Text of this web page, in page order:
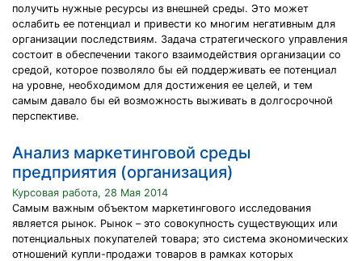
получить нужные ресурсы из внешней среды. Это может
ослабить ее потенциал и привести ко многим негативным для
организации последствиям. Задача стратегического управления
состоит в обеспечении такого взаимодействия организации со
средой, которое позволяло бы ей поддерживать ее потенциал
на уровне, необходимом для достижения ее целей, и тем
самым давало бы ей возможность выживать в долгосрочной
перспективе.
Анализ маркетинговой среды
предприятия (организация)
Курсовая работа, 28 Мая 2014
Самым важным объектом маркетингового исследования
является рынок. Рынок – это совокупность существующих или
потенциальных покупателей товара; это система экономических
отношений купли-продажи товаров в рамках которых